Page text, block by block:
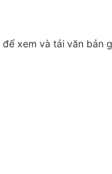
để xem và tải văn bản